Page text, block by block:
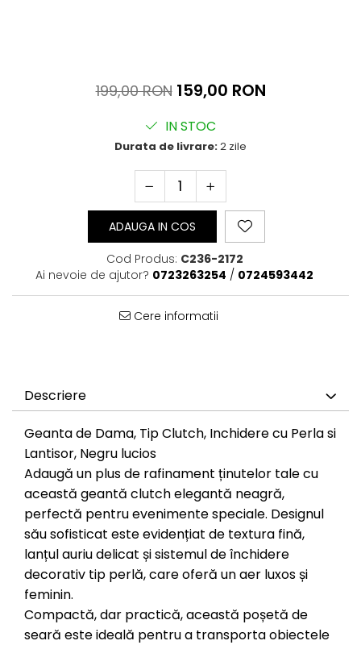
199,00 RON 159,00 RON
IN STOC
Durata de livrare:2 zile
ADAUGA IN COS
Cod Produs: C236-2172
Ai nevoie de ajutor? 0723263254 / 0724593442
Cere informatii
Descriere
Geanta de Dama, Tip Clutch, Inchidere cu Perla si
Lantisor, Negru lucios
Adaugă un plus de rafinament ținutelor tale cu
această geantă clutch elegantă neagră,
perfectă pentru evenimente speciale. Designul
său sofisticat este evidențiat de textura fină,
lanțul auriu delicat și sistemul de închidere
decorativ tip perlă, care oferă un aer luxos și
feminin.
Compactă, dar practică, această poșetă de
seară este ideală pentru a transporta obiectele